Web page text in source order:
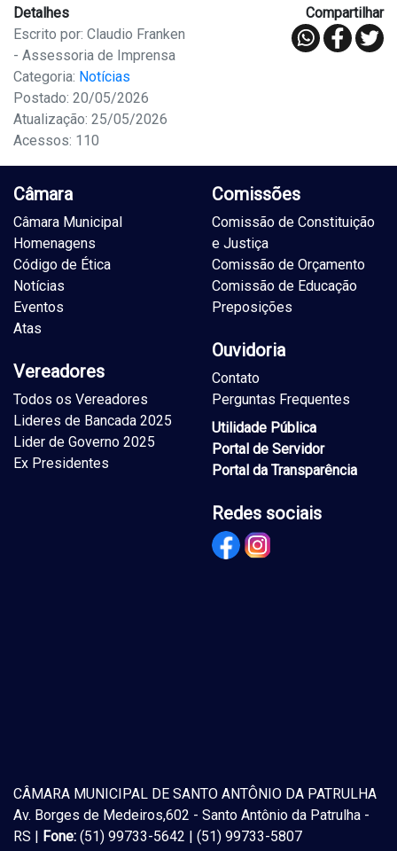
Detalhes
Escrito por: Claudio Franken
- Assessoria de Imprensa
Categoria: Notícias
Postado: 20/05/2026
Atualização: 25/05/2026
Acessos: 110
Compartilhar
Câmara
Câmara Municipal
Homenagens
Código de Ética
Notícias
Eventos
Atas
Vereadores
Todos os Vereadores
Lideres de Bancada 2025
Lider de Governo 2025
Ex Presidentes
Comissões
Comissão de Constituição
e Justiça
Comissão de Orçamento
Comissão de Educação
Preposições
Ouvidoria
Contato
Perguntas Frequentes
Utilidade Pública
Portal de Servidor
Portal da Transparência
Redes sociais
CÂMARA MUNICIPAL DE SANTO ANTÔNIO DA PATRULHA
Av. Borges de Medeiros,602 - Santo Antônio da Patrulha -
RS |
Fone: (51) 99733-5642 | (51) 99733-5807